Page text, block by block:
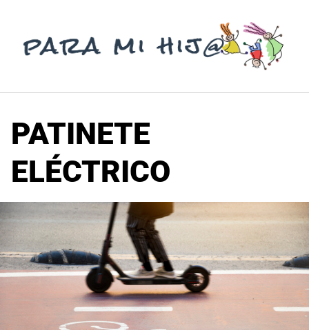
contenido
PATINETE
ELÉCTRICO